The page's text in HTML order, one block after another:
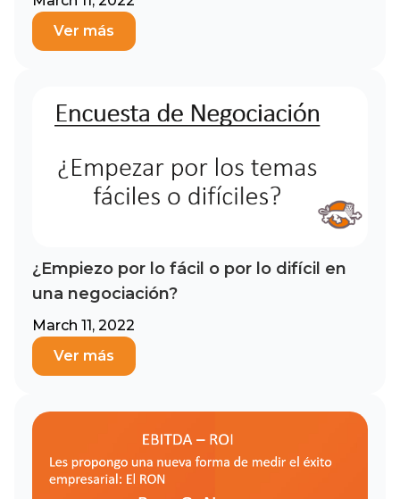
Ver más
¿Empiezo por lo fácil o por lo difícil en
una negociación?
March 11, 2022
Ver más